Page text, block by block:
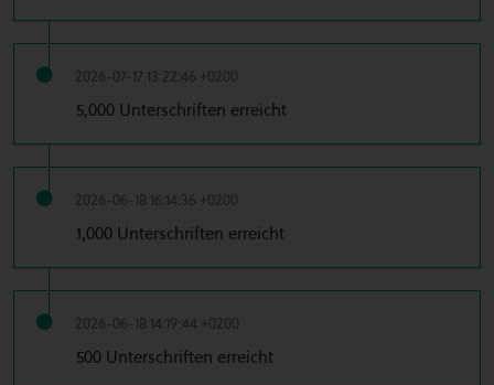
2026-07-17 13:22:46 +0200
5,000 Unterschriften erreicht
2026-06-18 16:14:36 +0200
1,000 Unterschriften erreicht
2026-06-18 14:19:44 +0200
500 Unterschriften erreicht